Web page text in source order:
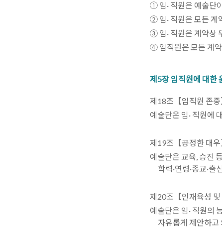
① 임· 직원은 예술단
② 임· 직원은 모든 계
③ 임· 직원은 계약상
④ 임직원은 모든 계
제5장 임직원에 대한
제18조【임직원 존중
예술단은 임· 직원에
제19조【공정한 대우
예술단은 교육, 승진
학력·연령·종교·
제20조【인재육성 및
예술단은 임· 직원의
자유롭게 제안하고